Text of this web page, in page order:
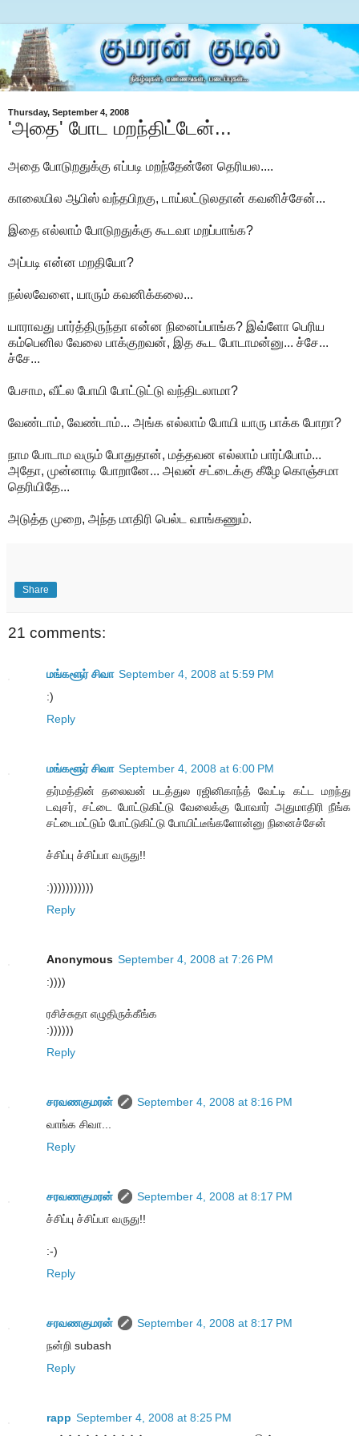
Thursday, September 4, 2008
'அதை' போட மறந்திட்டேன்...
அதை போடுறதுக்கு எப்படி மறந்தேன்னே தெரியல....
காலையில ஆபிஸ் வந்தபிறகு, டாய்லட்டுலதான் கவனிச்சேன்...
இதை எல்லாம் போடுறதுக்கு கூடவா மறப்பாங்க?
அப்படி என்ன மறதியோ?
நல்லவேளை, யாரும் கவனிக்கலை...
யாராவது பார்த்திருந்தா என்ன நினைப்பாங்க? இவ்ளோ பெரிய
கம்பெனில வேலை பாக்குறவன், இத கூட போடாமன்னு... ச்சே...
ச்சே...
பேசாம, வீட்ல போயி போட்டுட்டு வந்திடலாமா?
வேண்டாம், வேண்டாம்... அங்க எல்லாம் போயி யாரு பாக்க போறா?
நாம போடாம வரும் போதுதான், மத்தவன எல்லாம் பார்ப்போம்...
அதோ, முன்னாடி போறானே... அவன் சட்டைக்கு கீழே கொஞ்சமா
தெரியிதே...
அடுத்த முறை, அந்த மாதிரி பெல்ட வாங்கணும்.
Share
21 comments:
மங்களூர் சிவா September 4, 2008 at 5:59 PM
:)
Reply
மங்களூர் சிவா September 4, 2008 at 6:00 PM
தர்மத்தின் தலைவன் படத்துல ரஜினிகாந்த் வேட்டி கட்ட மறந்து
டவுசர், சட்டை போட்டுகிட்டு வேலைக்கு போவார் அதுமாதிரி நீங்க
சட்டைமட்டும் போட்டுகிட்டு போயிட்டீங்களோன்னு நினைச்சேன்
ச்சிப்பு ச்சிப்பா வருது!!
:)))))))))))
Reply
Anonymous September 4, 2008 at 7:26 PM
:))))
ரசிச்சுதா எழுதிருக்கீங்க
:))))))
Reply
சரவணகுமரன்
September 4, 2008 at 8:16 PM
வாங்க சிவா...
Reply
சரவணகுமரன்
September 4, 2008 at 8:17 PM
ச்சிப்பு ச்சிப்பா வருது!!
:-)
Reply
சரவணகுமரன்
September 4, 2008 at 8:17 PM
நன்றி subash
Reply
rapp September 4, 2008 at 8:25 PM